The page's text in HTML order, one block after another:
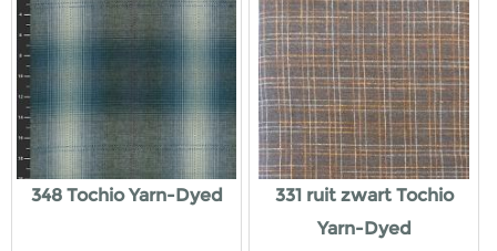
348 Tochio Yarn-Dyed
331 ruit zwart Tochio
Yarn-Dyed